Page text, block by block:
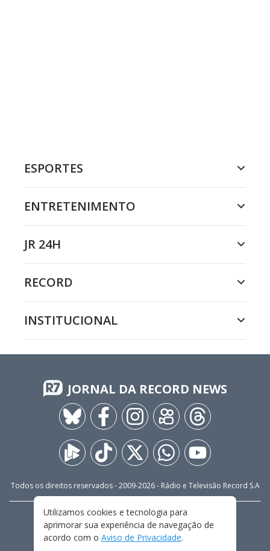
ESPORTES
ENTRETENIMENTO
JR 24H
RECORD
INSTITUCIONAL
JORNAL DA RECORD NEWS
Todos os direitos reservados - 2009-2026- Rádio e Televisão Record S.A
FALE CONOSCO
PRIVACIDADE
TERMOS E CONDIÇÕES DE USO
Utilizamos cookies e tecnologia para
aprimorar sua experiência de navegação de
acordo com o Aviso de Privacidade.